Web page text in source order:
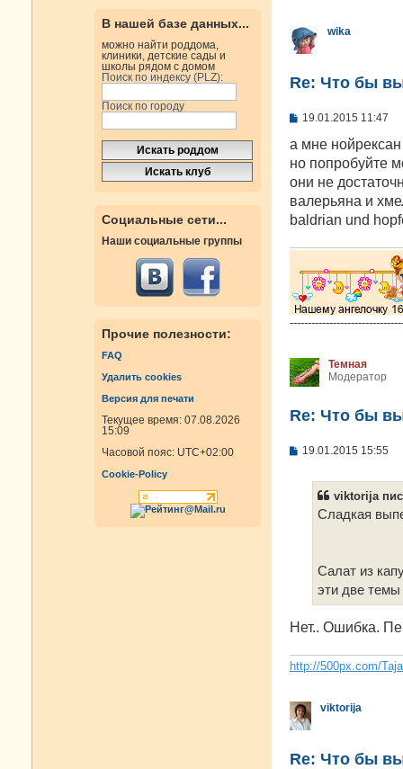
В нашей базе данных...
можно найти роддома,
клиники, детские сады и
школы рядом с домом
Поиск по индексу (PLZ):
Поиск по городу
Социальные сети...
Наши социальные группы
Прочие полезности:
FAQ
Удалить cookies
Версия для печати
Текущее время: 07.08.2026
15:09
Часовой пояс: UTC+02:00
Cookie-Policy
wika
Re: Что бы
С
о
щ
е
и
е
19.01.2015 11:47
а мне
но попробуйте
они не
валерьяна и
baldrian und
Темная
Модератор
Re: Что бы
С19.01.2015 15:55
viktorija
Сладкая
Салат из
эти две
Нет.. Ошибка.
http://500px.com/
viktorija
Re: Что бы